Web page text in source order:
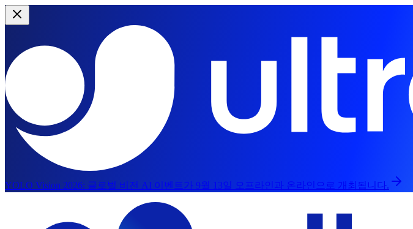
YOLO Vision 2026: 글로벌 비전 AI 이벤트가 9월 13일 오프라인과 온라인으로 개최됩니다.